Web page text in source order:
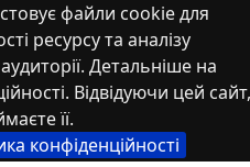
файли cookie для
ресурсу та аналізу
Детальніше на
Відвідуючи цей сайт,
її.
конфіденційності